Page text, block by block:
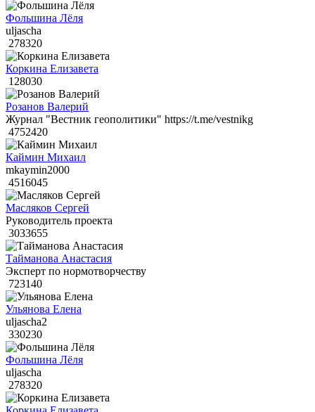
Фольшина Лёля
uljascha
278320
Коркина Елизавета
128030
Розанов Валерий
Журнал "Вестник геополитики" https://t.me/vestnikg
4752420
Каймин Михаил
mkaymin2000
4516045
Масляков Сергей
Руководитель проекта
3033655
Тайманова Анастасия
Эксперт по нормотворчеству
723140
Ульянова Елена
uljascha2
330230
Фольшина Лёля
uljascha
278320